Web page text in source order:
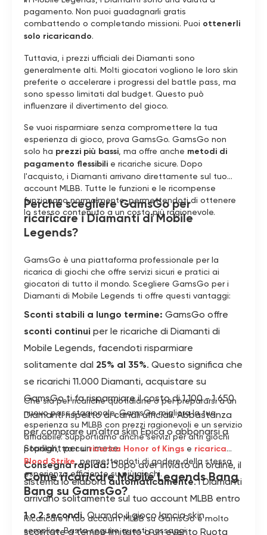
pagamento. Non puoi guadagnarli gratis
combattendo o completando missioni. Puoi ottenerli
solo ricaricando.
Tuttavia, i prezzi ufficiali dei Diamanti sono
generalmente alti. Molti giocatori vogliono le loro skin
preferite o accelerare i progressi del battle pass, ma
sono spesso limitati dal budget. Questo può
influenzare il divertimento del gioco.
Se vuoi risparmiare senza compromettere la tua
esperienza di gioco, prova GamsGo. GamsGo non
solo ha prezzi più bassi , ma offre anche metodi di
pagamento flessibili e ricariche sicure. Dopo
l'acquisto, i Diamanti arrivano direttamente sul tuo
account MLBB. Tutte le funzioni e le ricompense
funzionano normalmente, permettendoti di ottenere
lo stesso contenuto a un costo più ragionevole.
Perché scegliere GamsGo per
ricaricare i Diamanti di Mobile
Legends?
GamsGo è una piattaforma professionale per la
ricarica di giochi che offre servizi sicuri e pratici ai
giocatori di tutto il mondo. Scegliere GamsGo per i
Diamanti di Mobile Legends ti offre questi vantaggi:
Sconti stabili a lungo termine: GamsGo offre
sconti continui per le ricariche di Diamanti di
Mobile Legends, facendoti risparmiare
solitamente dal 25% al 35%. Questo significa che
se ricarichi 11.000 Diamanti, acquistare su
GamsGo ti fa risparmiare il costo di 1.100 - 1.650
Diamanti rispetto ai canali ufficiali. Abbastanza
per comprare un'altra skin Epica o abbonarsi a
Starlight per un mese.
Consegna rapida:Dopo aver inviato un ordine, il
sistema lo elaboraautomaticamente. I Diamanti
arrivano solitamente sul tuo account MLBB entro
1 o 2 secondi. Quando il gioco lancia skin
scontate a tempo limitato o un evento Ruota
Che sia per ricariche quotidiane o per prepararsi a un
nuovo pass stagionale, GamsGo migliora la tua
esperienza su MLBB con prezzi ragionevoli e un servizio
affidabile. Supportiamo anche servizi per altri giochi
popolari, tra cuiricarica Honor of Kings e ricarica
Blood Strike , permettendoti di godere della stessa
esperienza efficiente su più giochi.
Come ricaricare Mobile Legends Bang
Bang su GamsGo?
Ricaricare il tuo account MLBB su GamsGo è molto
semplice. Basta seguire questi passaggi: